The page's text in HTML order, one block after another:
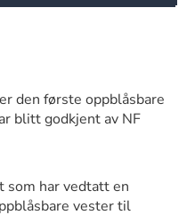
den første oppblåsbare
blitt godkjent av NF
som har vedtatt en
vester til